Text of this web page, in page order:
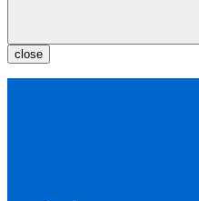
close